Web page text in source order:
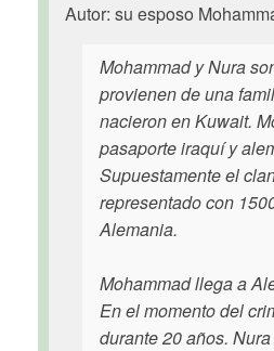
Autor: su esposo
Mohammad y Nura
provienen de una
nacieron en Kuwait.
pasaporte iraquí y
Supuestamente el
representado con
Alemania.
Mohammad llega a
En el momento del
durante 20 años.